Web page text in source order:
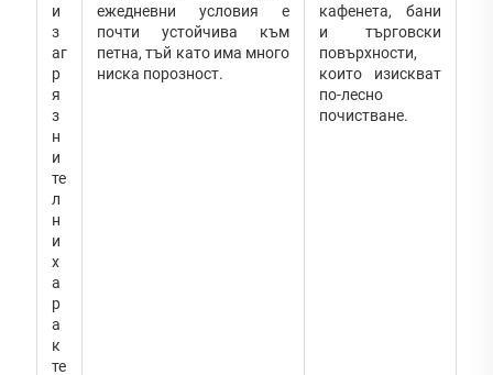
и
з
аг
р
я
з
н
и
те
л
н
и
х
а
р
а
к
те
ежедневни условия е
почти устойчива към
петна, тъй като има много
ниска порозност.
кафенета, бани
и търговски
повърхности,
които изискват
по-лесно
почистване.